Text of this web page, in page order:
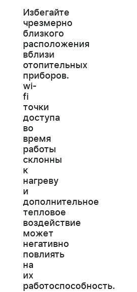
Избегайте
чрезмерно
близкого
расположения
вблизи
отопительных
приборов.
wi-
fi
точки
доступа
во
время
работы
склонны
к
нагреву
и
дополнительное
тепловое
воздействие
может
негативно
повлиять
на
их
работоспособность.